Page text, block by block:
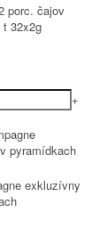
porc. čajov
t 32x2g
+
exkluzívny